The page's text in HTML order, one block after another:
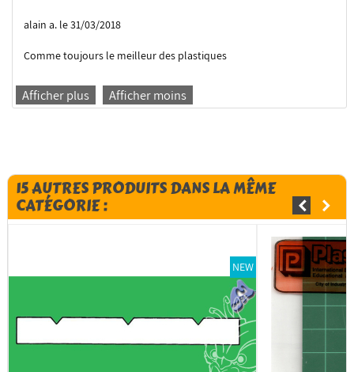
alain a. le 31/03/2018
Comme toujours le meilleur des plastiques
Afficher plus Afficher moins
15 AUTRES PRODUITS DANS LA MÊME
CATÉGORIE :
NEW